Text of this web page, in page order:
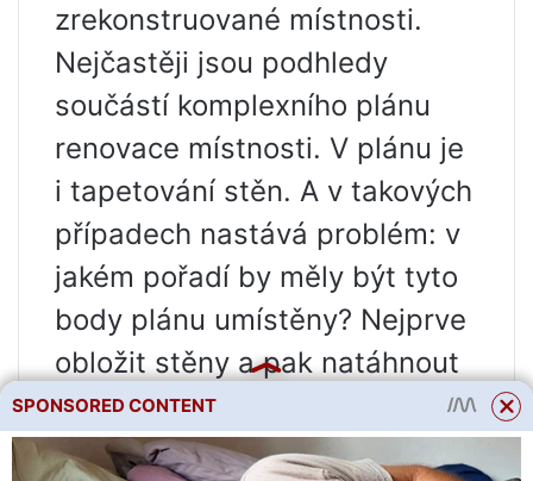
zrekonstruované místnosti.
Nejčastěji jsou podhledy
součástí komplexního plánu
renovace místnosti. V plánu je
i tapetování stěn. A v takových
případech nastává problém: v
jakém pořadí by měly být tyto
body plánu umístěny? Nejprve
obložit stěny a pak natáhnout
strop? Nebo naopak?
SPONSORED CONTENT